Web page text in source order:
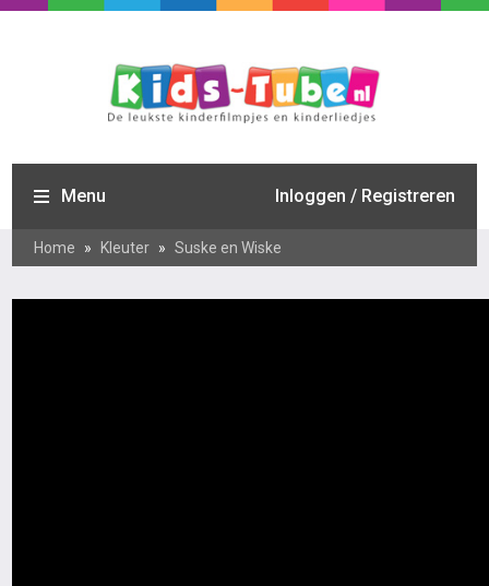
Menu Inloggen / Registreren
Home » Kleuter » Suske en Wiske